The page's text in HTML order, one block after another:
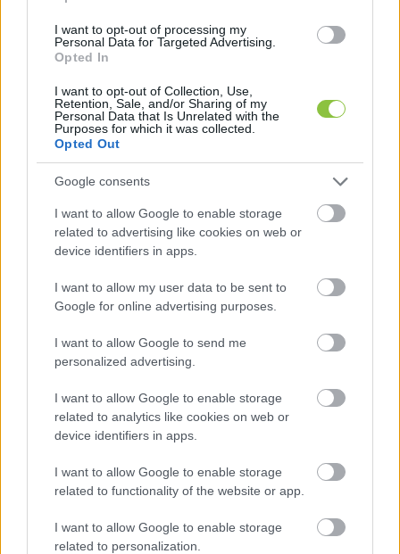
I want to opt-out of processing my
Personal Data for Targeted Advertising.
Opted In
I want to opt-out of Collection, Use,
Retention, Sale, and/or Sharing of my
Personal Data that Is Unrelated with the
Purposes for which it was collected.
Opted Out
Google consents
I want to allow Google to enable storage
related to advertising like cookies on web or
device identifiers in apps.
I want to allow my user data to be sent to
Google for online advertising purposes.
I want to allow Google to send me
personalized advertising.
I want to allow Google to enable storage
related to analytics like cookies on web or
device identifiers in apps.
I want to allow Google to enable storage
related to functionality of the website or app.
I want to allow Google to enable storage
related to personalization.
nagykörúton átkelni kívánó gyalogosoknak
– ennyi idő alatt még egy olyan személy
aki átlagos gyorsasággal tud sétálni, egy
nehezebben mozgó idős ember pedig
biztosan nem. Ha valaki nem indul el
azonnal a zöld jelzésre, akkor szinte biztos,
hogy pirosban „ér célba”.
Megkerestük a Magyar Közút Nonprofit Zrt.-t, a
Kodály Iskolánál miért így lett megtervezve a
lámpák programozása, miért engedik rá balra
nagy ívben az autókat a gyalogosokra?